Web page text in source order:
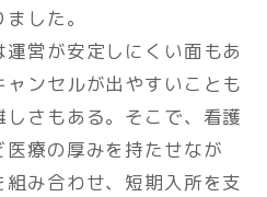
した。
営が安定しにくい面もあ
ンセルが出やすいことも
さもある。そこで、看護
療の厚みを持たせなが
み合わせ、短期入所を支